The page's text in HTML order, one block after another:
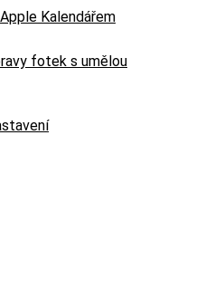
Kalendářem
fotek s umělou